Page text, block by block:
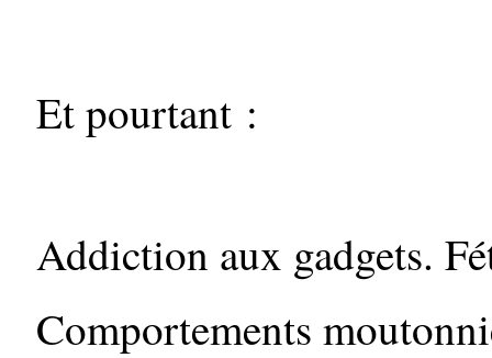
Et pourtant :
Addiction aux gadgets.
Comportements